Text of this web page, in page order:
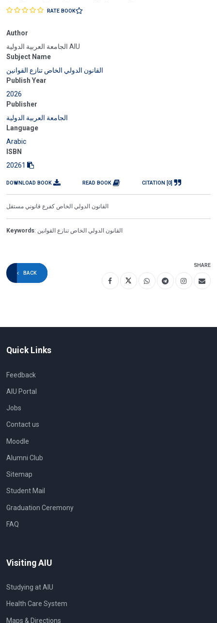
RATE BOOK
Author
الجامعة العربية الدولية AIU
Subject Name
القانون الدولي الخاص تنازع القوانين
Publish Year
2026
Publisher
الجامعة العربية الدولية
Language
Arabic
ISBN
20261
DOWNLOAD BOOK READ BOOK CITATION [0]
القانون الدولي الخاص كفرع قانوني مستقل
Keywords : القانون الدولي الخاص تنازع القوانين
BACK
SHARE
Quick Links
Feedback
AIU Portal
Jobs
Contact us
Moodle
Alumni Club
Sitemap
Student Mail
Graduation Ceremony
FAQ
Visiting AIU
Studying at AIU
Health Care System
Maps & Directions